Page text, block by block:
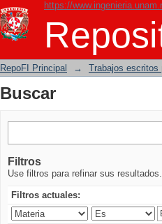
https://
Buscar
RepoFI Principal → Trabajos escritos
Buscar
Filtros
Use filtros para refinar sus resultados.
Filtros actuales: